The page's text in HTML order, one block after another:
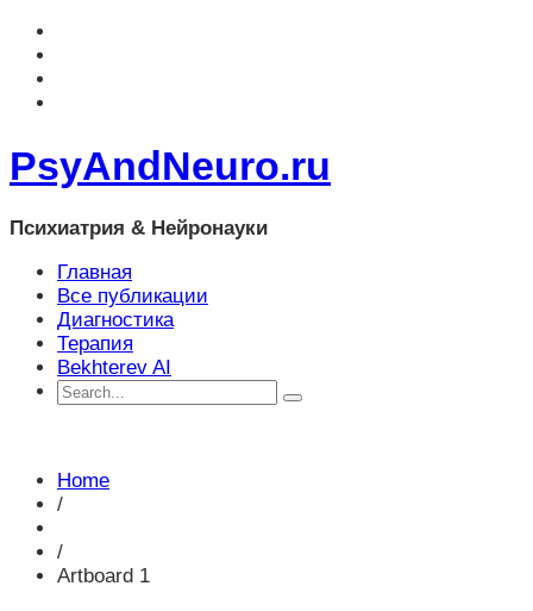
PsyAndNeuro.ru
Психиатрия & Нейронауки
Главная
Все публикации
Диагностика
Терапия
Bekhterev AI
Home
/
/
Artboard 1